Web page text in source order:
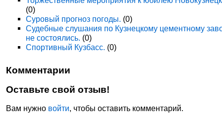
(0)
Суровый прогноз погоды. (0)
Судебные слушания по Кузнецкому цементному
не состоялись. (0)
Спортивный Кузбасс. (0)
Комментарии
Оставьте свой отзыв!
Вам нужно войти, чтобы оставить комментарий.